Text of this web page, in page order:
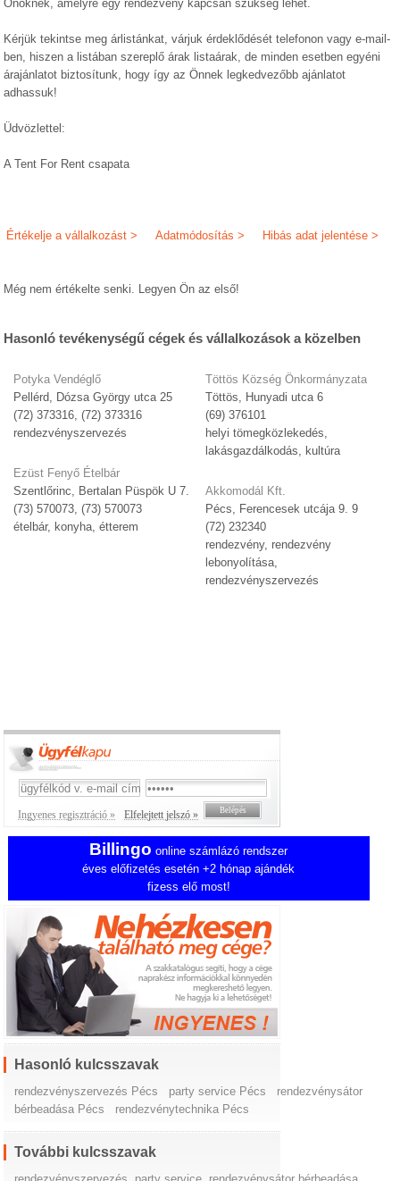
Önöknek, amelyre egy rendezvény kapcsán szükség lehet.
Kérjük tekintse meg árlistánkat, várjuk érdeklődését telefonon vagy e-mail-
ben, hiszen a listában szereplő árak listaárak, de minden esetben egyéni
árajánlatot biztosítunk, hogy így az Önnek legkedvezőbb ajánlatot
adhassuk!
Üdvözlettel:
A Tent For Rent csapata
Hibás adat jelentése >
Adatmódosítás >
Értékelje a vállalkozást >
Még nem értékelte senki. Legyen Ön az első!
Hasonló tevékenységű cégek és vállalkozások a közelben
Potyka Vendéglő
Pellérd, Dózsa György utca 25
(72) 373316, (72) 373316
rendezvényszervezés
Ezüst Fenyő Ételbár
Szentlőrinc, Bertalan Püspök U 7.
(73) 570073, (73) 570073
ételbár, konyha, étterem
Töttös Község Önkormányzata
Töttös, Hunyadi utca 6
(69) 376101
helyi tömegközlekedés,
lakásgazdálkodás, kultúra
Akkomodál Kft.
Pécs, Ferencesek utcája 9. 9
(72) 232340
rendezvény, rendezvény
lebonyolítása,
rendezvényszervezés
Ingyenes regisztráció » Elfelejtett jelszó »
Billingo online számlázó rendszer
éves előfizetés esetén +2 hónap ajándék
fizess elő most!
Hasonló kulcsszavak
rendezvényszervezés Pécs party service Pécs
rendezvénysátor
bérbeadása Pécs
rendezvénytechnika Pécs
További kulcsszavak